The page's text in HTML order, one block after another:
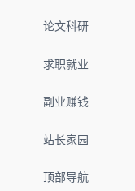
论文科研
求职就业
副业赚钱
站长家园
顶部导航